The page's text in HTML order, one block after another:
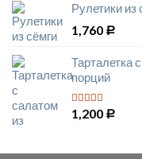
Рулетики из
1,760 Р
Тарталетка
порций
5 из 5
1,200 Р